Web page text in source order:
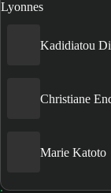
Kadidiatou
Christiane
Marie Katoto